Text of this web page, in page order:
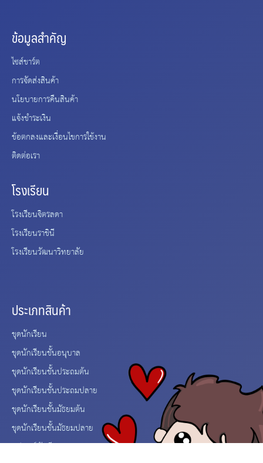
ข้อมูลสำคัญ
ไซส์ชาร์ต
การจัดส่งสินค้า
นโยบายการคืนสินค้า
แจ้งชำระเงิน
ข้อตกลงและเงื่อนไขการใช้งาน
ติดต่อเรา
โรงเรียน
โรงเรียนจิตรลดา
โรงเรียนราชินี
โรงเรียนวัฒนาวิทยาลัย
ประเภทสินค้า
ชุดนักเรียน
ชุดนักเรียนชั้นอนุบาล
ชุดนักเรียนชั้นประถมต้น
ชุดนักเรียนชั้นประถมปลาย
ชุดนักเรียนชั้นมัธยมต้น
ชุดนักเรียนชั้นมัธยมปลาย
อุปกรณ์นักเรียน